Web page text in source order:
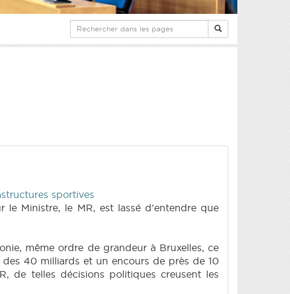
sportives
le Ministre, le MR, est lassé d'entendre que
même ordre de grandeur à Bruxelles, ce
40 milliards et un encours de près de 10
de telles décisions politiques creusent les